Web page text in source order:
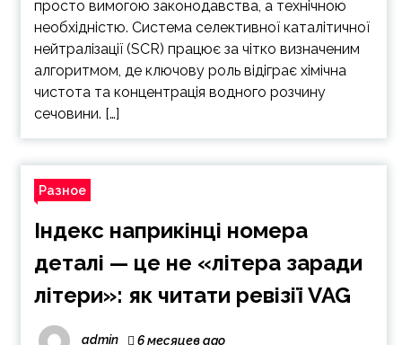
просто вимогою законодавства, а технічною
необхідністю. Система селективної каталітичної
нейтралізації (SCR) працює за чітко визначеним
алгоритмом, де ключову роль відіграє хімічна
чистота та концентрація водного розчину
сечовини. […]
Разное
Індекс наприкінці номера
деталі — це не «літера заради
літери»: як читати ревізії VAG
admin 6 месяцев ago